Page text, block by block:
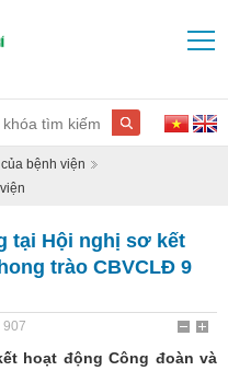
bệnh viện
tại Hội nghị sơ kết
trào CBVCLĐ 9
907
hoạt động Công đoàn và